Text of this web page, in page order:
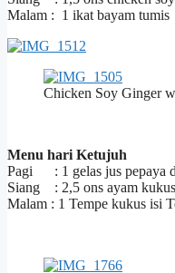
Malam : 1 ikat bayam
Chicken Soy Ginger
Menu hari Ketujuh
Pagi : 1 gelas jus pepaya
Siang : 2,5 ons ayam
Malam : 1 Tempe kukus isi